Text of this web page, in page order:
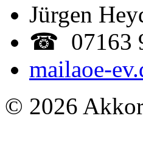
Jürgen
☎ 07163
mailaoe-
© 2026